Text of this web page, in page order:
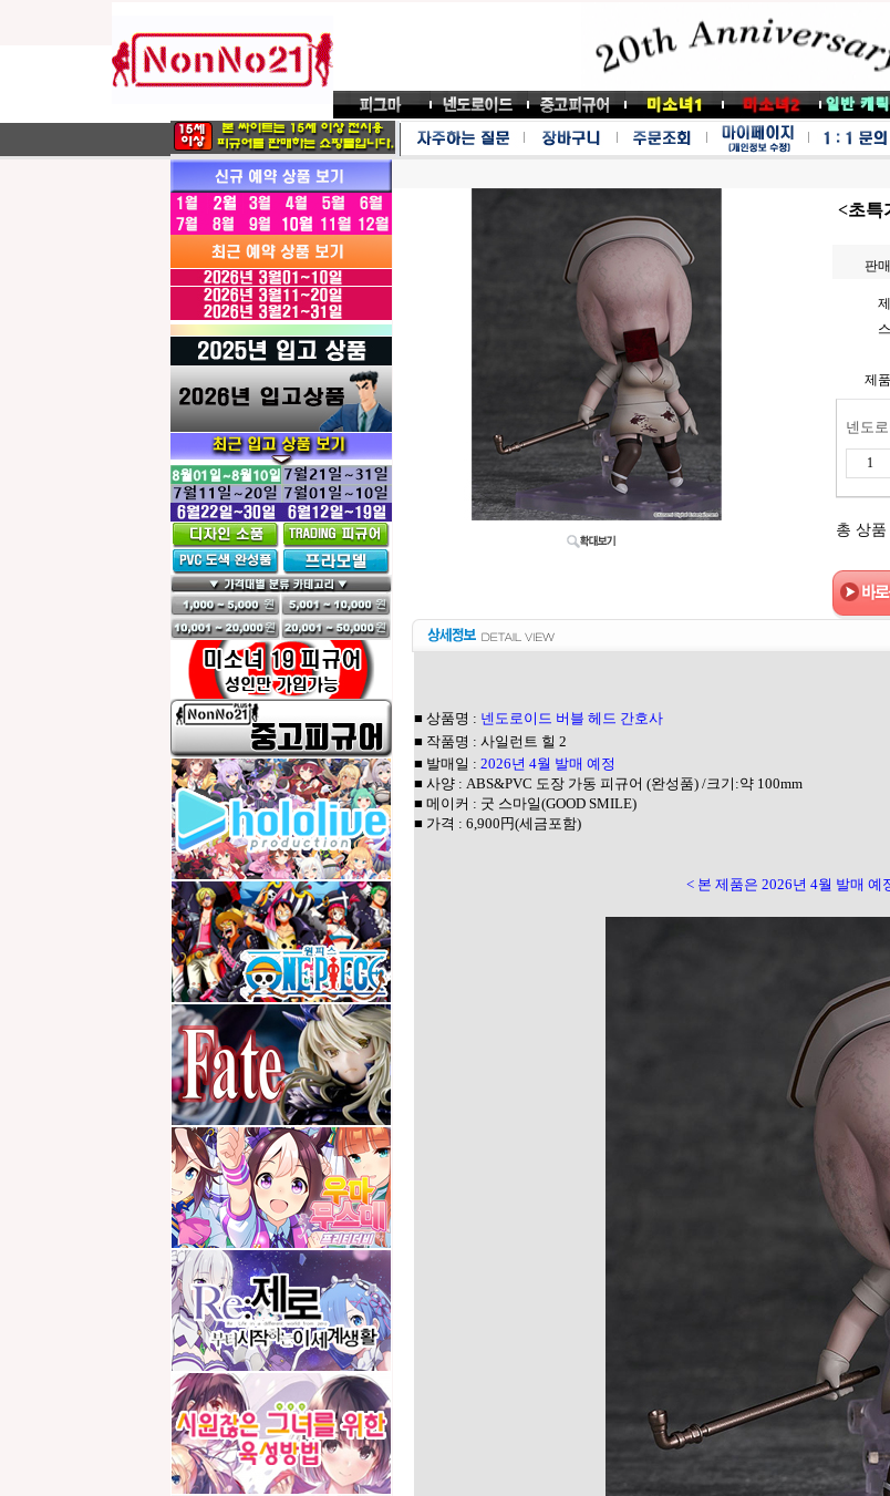
<초특
판
제
넨도
총 상품
■ 상품명 : 넨도로이드 버블 헤드 간호사
■ 작품명 : 사일런트 힐 2
■ 발매일 : 2026년 4월 발매 예정
■ 사양 : ABS&PVC 도장 가동 피규어 (완성품) /크기:약 100mm
■ 메이커 : 굿 스마일(GOOD SMILE)
■ 가격 : 6,900円(세금포함)
< 본 제품은 2026년 4월 발매 예